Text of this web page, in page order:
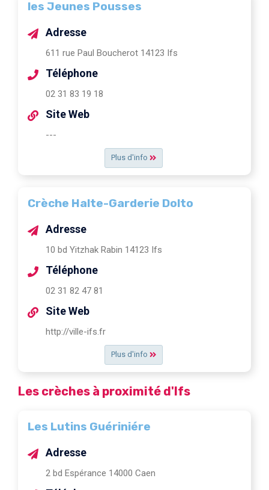
les Jeunes Pousses
Plus d'info
Adresse
611 rue Paul Boucherot 14123 Ifs
Téléphone
02 31 83 19 18
Site Web
---
Crèche Halte-Garderie Dolto
Plus d'info
Adresse
10 bd Yitzhak Rabin 14123 Ifs
Téléphone
02 31 82 47 81
Site Web
http://ville-ifs.fr
Les crèches à proximité d'Ifs
Les Lutins Guériniére
Adresse
2 bd Espérance 14000 Caen